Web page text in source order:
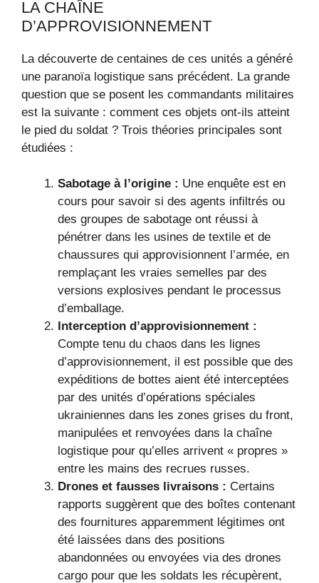
LA CHAÎNE
D’APPROVISIONNEMENT
La découverte de centaines de ces unités a généré
une paranoïa logistique sans précédent. La grande
question que se posent les commandants militaires
est la suivante : comment ces objets ont-ils atteint
le pied du soldat ? Trois théories principales sont
étudiées :
Sabotage à l’origine : Une enquête est en
cours pour savoir si des agents infiltrés ou
des groupes de sabotage ont réussi à
pénétrer dans les usines de textile et de
chaussures qui approvisionnent l’armée, en
remplaçant les vraies semelles par des
versions explosives pendant le processus
d’emballage.
Interception d’approvisionnement :
Compte tenu du chaos dans les lignes
d’approvisionnement, il est possible que des
expéditions de bottes aient été interceptées
par des unités d’opérations spéciales
ukrainiennes dans les zones grises du front,
manipulées et renvoyées dans la chaîne
logistique pour qu’elles arrivent « propres »
entre les mains des recrues russes.
Drones et fausses livraisons : Certains
rapports suggèrent que des boîtes contenant
des fournitures apparemment légitimes ont
été laissées dans des positions
abandonnées ou envoyées via des drones
cargo pour que les soldats les récupèrent,